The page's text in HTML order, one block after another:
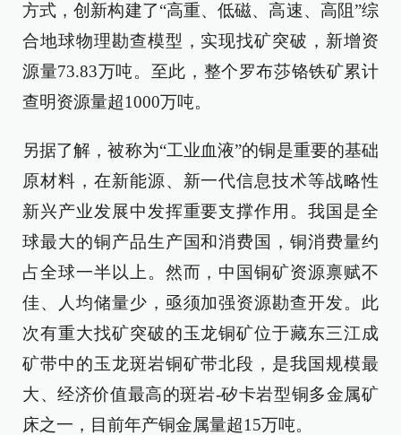
方式，创新构建了“高重、低磁、高速、高阻”综
合地球物理勘查模型，实现找矿突破，新增资
源量73.83万吨。至此，整个罗布莎铬铁矿累计
查明资源量超1000万吨。
另据了解，被称为“工业血液”的铜是重要的基础
原材料，在新能源、新一代信息技术等战略性
新兴产业发展中发挥重要支撑作用。我国是全
球最大的铜产品生产国和消费国，铜消费量约
占全球一半以上。然而，中国铜矿资源禀赋不
佳、人均储量少，亟须加强资源勘查开发。此
次有重大找矿突破的玉龙铜矿位于藏东三江成
矿带中的玉龙斑岩铜矿带北段，是我国规模最
大、经济价值最高的斑岩-矽卡岩型铜多金属矿
床之一，目前年产铜金属量超15万吨。